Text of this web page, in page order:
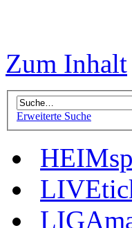
Zum Inhalt
Erweiterte Suche